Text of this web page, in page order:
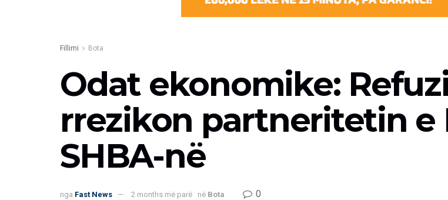
Fillimi Bota
Odat ekonomike:
rrezikon partneritetin e
SHBA-në
nga Fast News 2 months më parë në Bota 0